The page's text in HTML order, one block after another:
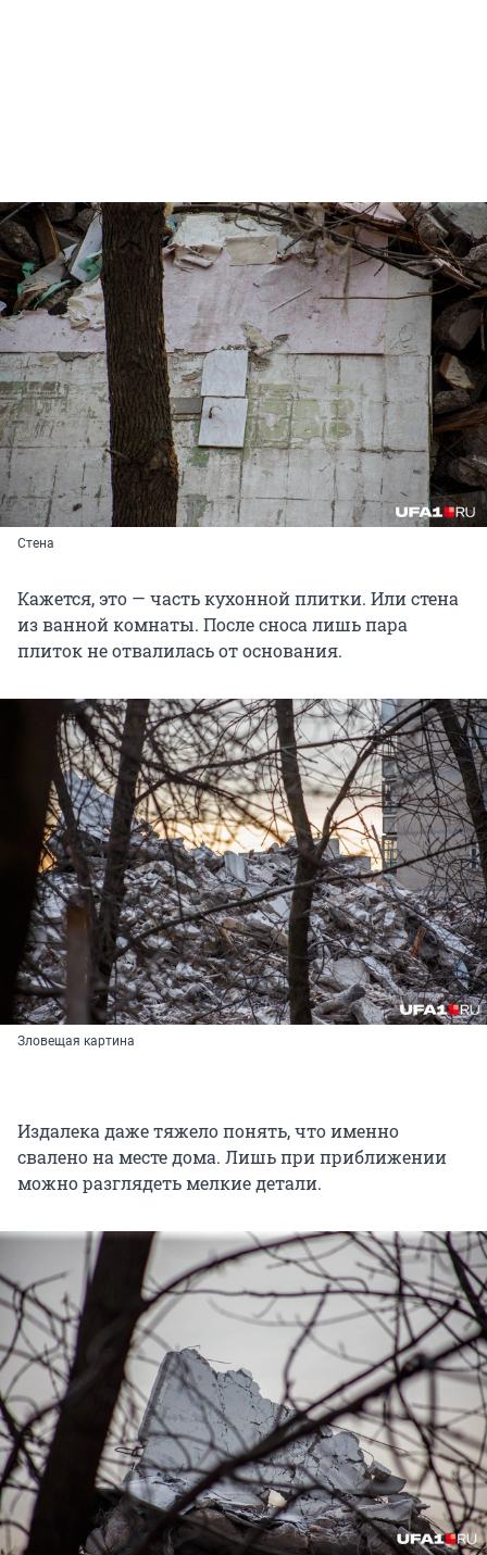
Стена
Кажется, это — часть кухонной плитки. Или стена
из ванной комнаты. После сноса лишь пара
плиток не отвалилась от основания.
Зловещая картина
Издалека даже тяжело понять, что именно
свалено на месте дома. Лишь при приближении
можно разглядеть мелкие детали.